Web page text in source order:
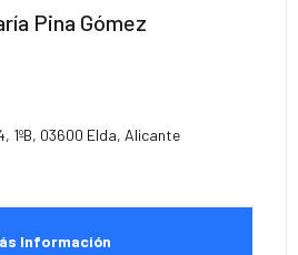
Pina Gómez
1ºB, 03600 Elda, Alicante
Información